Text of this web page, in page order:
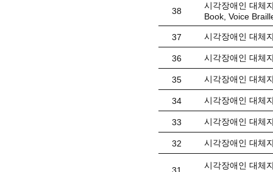
38
시각장애인 대체
Book, Voice
37 시각장애인 대체
36 시각장애인 대체
35 시각장애인 대체
34 시각장애인 대체
33 시각장애인 대체
32 시각장애인 대체
시각장애인 대체